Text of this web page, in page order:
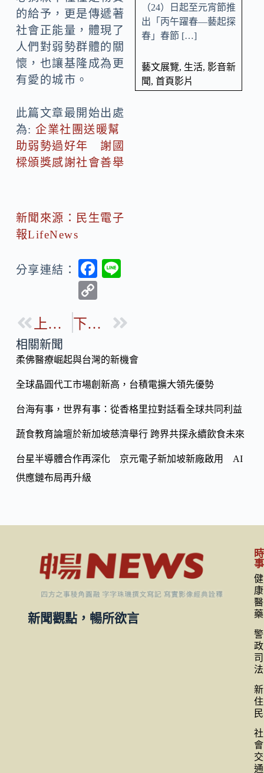
的給予，更是傳遞著
社會正能量，體現了
人們對弱勢群體的關
懷，也讓基隆成為更
有愛的城市。
此篇文章最開始出處
為:企業社團送暖幫
助弱勢過好年 謝國
樑頒獎感謝社會善舉
新聞來源：民生電子
報LifeNews
分享連結：
F
b
o
k
p
Li
n
k
上一篇 下一篇
（24）日起至元宵節推
出「丙午躍春—藝起探
春」春節 […]
藝文展覽, 生活, 影音新
聞, 首頁影片
相關新聞
柔佛醫療崛起與台灣的新機會
全球晶圓代工市場創新高，台積電擴大領先優勢
台海有事，世界有事：從香格里拉對話看全球共同利益
蔬食教育論壇於新加坡慈濟舉行 跨界共探永續飲食未來
台星半導體合作再深化 京元電子新加坡新廠啟用 AI
供應鏈布局再升級
新聞觀點，暢所欲言
時
事
健
康
醫
藥
警
政
司
法
新
住
民
社
會
交
通